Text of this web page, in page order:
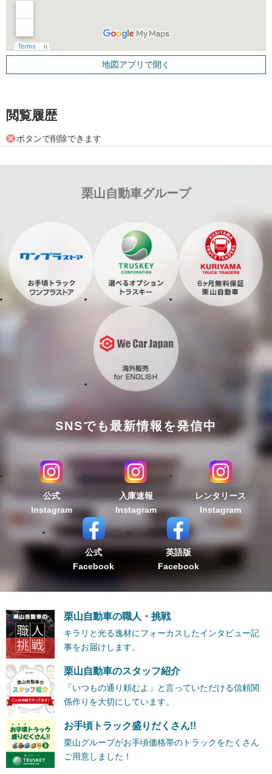
地図アプリで開く
閲覧履歴
ボタンで削除できます
栗山自動車グループ
SNSでも最新情報を発信中
公式
Instagram
入庫速報
Instagram
レンタリース
Instagram
公式
Facebook
英語版
Facebook
栗山自動車の職人・挑戦
キラリと光る逸材にフォーカスしたインタビュー記
事をお届けします。
栗山自動車のスタッフ紹介
「いつもの通り頼むよ」と言っていただける信頼関
係作りを大切にしています。
お手頃トラック盛りだくさん!!
栗山グループがお手頃価格帯のトラックをたくさん
ご用意しました！